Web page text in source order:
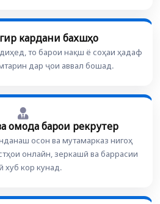
кардани бахшҳо
то барои нақш ё соҳаи ҳадаф
дар ҷои аввал бошад.
омода барои рекрутер
осон ва мутамарказ нигоҳ
онлайн, зеркашӣ ва баррасии
хуб кор кунад.